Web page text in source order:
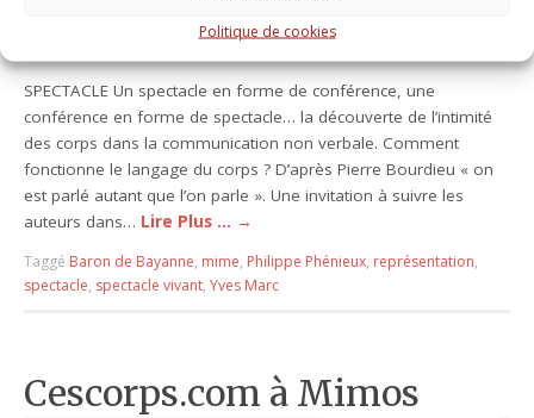
Politique de cookies
Commentaires fermés
SPECTACLE Un spectacle en forme de conférence, une
conférence en forme de spectacle… la découverte de l’intimité
des corps dans la communication non verbale. Comment
fonctionne le langage du corps ? D’après Pierre Bourdieu « on
est parlé autant que l’on parle ». Une invitation à suivre les
auteurs dans… Lire Plus … →
Taggé Baron de Bayanne, mime, Philippe Phénieux, représentation,
spectacle, spectacle vivant,Yves Marc
Cescorps.com à Mimos